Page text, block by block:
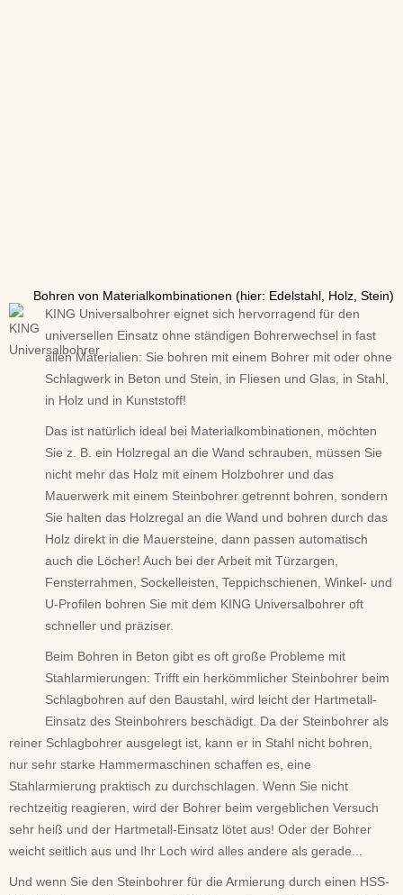
Bohren von Materialkombinationen (hier: Edelstahl, Holz, Stein)
KING Universalbohrer eignet sich hervorragend für den
universellen Einsatz ohne ständigen Bohrerwechsel in fast
allen Materialien: Sie bohren mit einem Bohrer mit oder ohne
Schlagwerk in Beton und Stein, in Fliesen und Glas, in Stahl,
in Holz und in Kunststoff!
Das ist natürlich ideal bei Materialkombinationen, möchten
Sie z. B. ein Holzregal an die Wand schrauben, müssen Sie
nicht mehr das Holz mit einem Holzbohrer und das
Mauerwerk mit einem Steinbohrer getrennt bohren, sondern
Sie halten das Holzregal an die Wand und bohren durch das
Holz direkt in die Mauersteine, dann passen automatisch
auch die Löcher! Auch bei der Arbeit mit Türzargen,
Fensterrahmen, Sockelleisten, Teppichschienen, Winkel- und
U-Profilen bohren Sie mit dem KING Universalbohrer oft
schneller und präziser.
Beim Bohren in Beton gibt es oft große Probleme mit
Stahlarmierungen: Trifft ein herkömmlicher Steinbohrer beim
Schlagbohren auf den Baustahl, wird leicht der Hartmetall-
Einsatz des Steinbohrers beschädigt. Da der Steinbohrer als
reiner Schlagbohrer ausgelegt ist, kann er in Stahl nicht bohren,
nur sehr starke Hammermaschinen schaffen es, eine
Stahlarmierung praktisch zu durchschlagen. Wenn Sie nicht
rechtzeitig reagieren, wird der Bohrer beim vergeblichen Versuch
sehr heiß und der Hartmetall-Einsatz lötet aus! Oder der Bohrer
weicht seitlich aus und Ihr Loch wird alles andere als gerade...
Und wenn Sie den Steinbohrer für die Armierung durch einen HSS-